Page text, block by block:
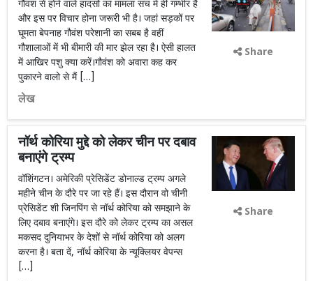
गौवंश से होने वाले हादसों का मामला सच में ही गम्भीर है
और इस पर विचार होना जरूरी भी है। जहां सड़कों पर
घूमता बेपनाह गौवंश परेशानी का सबब है वहीं
गौशालाओं में भी बीमारी की मार झेल रहा है। ऐसी हालत
में आखिर पशु क्या करें।गौवंश को अवारा कह कर
पुकारने वालो से मैं […]
लेख
Share
नॉर्थ कोरिया मुद्दे को लेकर चीन पर दबाव
बनाएंगे ट्रम्प
वॉशिंगटन। अमेरिकी प्रेसिडेंट डोनाल्ड ट्रम्प अगले
महीने चीन के दौरे पर जा रहे हैं। इस दौरान वो चीनी
प्रेसिडेंट शी जिनपिंग से नॉर्थ कोरिया को समझाने के
लिए दबाव बनाएंगे। इस दौरे को लेकर ट्रम्प का असल
मकसद दुनियाभर के देशों से नॉर्थ कोरिया को अलग
करना है। बता दें, नॉर्थ कोरिया के न्यूक्लियर वेपन्स
[…]
Share